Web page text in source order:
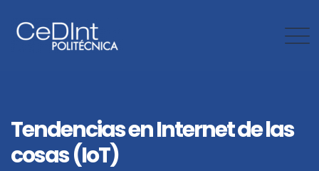
content
Tendencias en Internet de las
cosas (IoT)